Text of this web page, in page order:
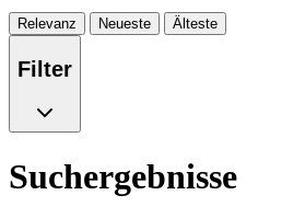
Relevanz Neueste Älteste
Filter
Suchergebnisse